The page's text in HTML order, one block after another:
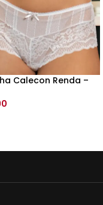
Calecon Renda –